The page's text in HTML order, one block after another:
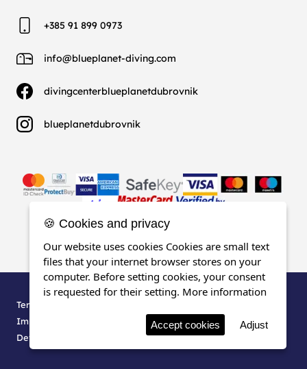
+385 91 899 0973
info@blueplanet-diving.com
divingcenterblueplanetdubrovnik
blueplanetdubrovnik
Termes, conditions & confidentialité
Impressum
Developed by
🍪 Cookies and privacy
Our website uses cookies Cookies are small text
files that your internet browser stores on your
computer. Before setting cookies, your consent
is requested for their setting. More information
Accept cookies Adjust